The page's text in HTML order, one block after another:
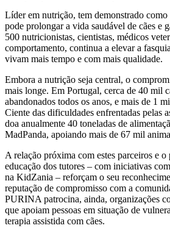
Líder em nutrição, tem demonstrado como
pode prolongar a vida saudável de cães e
500 nutricionistas, cientistas, médicos
comportamento, continua a elevar a
vivam mais tempo e com mais qualidade.
Embora a nutrição seja central, o
mais longe. Em Portugal, cerca de 40 mil
abandonados todos os anos, e mais de 1
Ciente das dificuldades enfrentadas pelas
doa anualmente 40 toneladas de
MadPanda, apoiando mais de 67 mil
A relação próxima com estes parceiros e
educação dos tutores – com iniciativas
na KidZania – reforçam o seu
reputação de compromisso com a
PURINA patrocina, ainda, organizações
que apoiam pessoas em situação de
terapia assistida com cães.